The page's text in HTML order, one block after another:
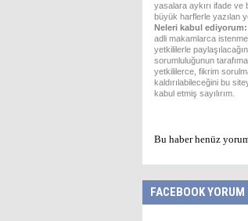
yasalara aykırı ifade ve
büyük harflerle yazılan
Neleri kabul ediyorum:
adli makamlarca
yetkililerle
sorumluluğunun
yetkililerce, fikrim
kaldırılabileceğini bu
kabul etmiş sayılırım.
Bu haber henüz
FACEBOOK YORUM